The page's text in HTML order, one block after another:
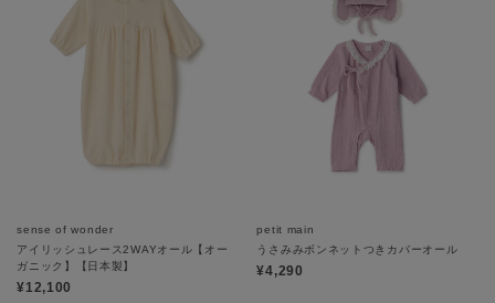
sense of wonder
アイリッシュレース2WAYオール【オー
ガニック】【日本製】
¥12,100
petit main
うさみみボンネットつきカバーオール
¥4,290